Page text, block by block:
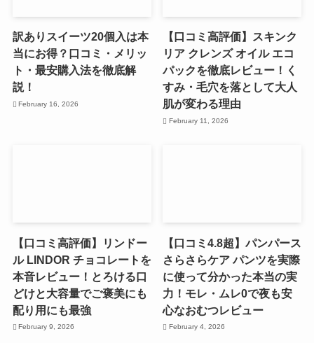
訳ありスイーツ20個入は本
当にお得？口コミ・メリッ
ト・最安購入法を徹底解
説！
February 16, 2026
【口コミ高評価】スキンク
リア クレンズ オイル エコ
パックを徹底レビュー！く
すみ・毛穴を落として大人
肌が変わる理由
February 11, 2026
【口コミ高評価】リンドー
ル LINDOR チョコレートを
本音レビュー！とろける口
どけと大容量でご褒美にも
配り用にも最強
February 9, 2026
【口コミ4.8超】パンパース
さらさらケア パンツを実際
に使って分かった本当の実
力！モレ・ムレ0で夜も安
心なおむつレビュー
February 4, 2026